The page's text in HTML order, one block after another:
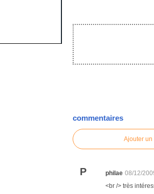
commentaires
Ajouter un
P philae 08/12/
<br /> très